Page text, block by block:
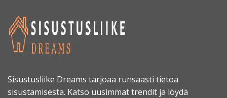
Sisustusliike Dreams tarjoaa runsaasti tietoa
sisustamisesta. Katso uusimmat trendit ja löydä